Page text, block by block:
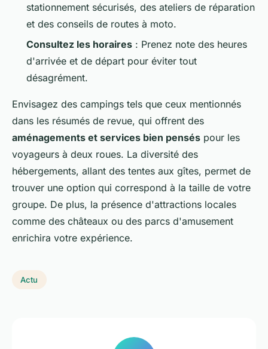
stationnement sécurisés, des ateliers de réparation
et des conseils de routes à moto.
Consultez les horaires : Prenez note des heures
d'arrivée et de départ pour éviter tout
désagrément.
Envisagez des campings tels que ceux mentionnés
dans les résumés de revue, qui offrent des
aménagements et services bien pensés pour les
voyageurs à deux roues. La diversité des
hébergements, allant des tentes aux gîtes, permet de
trouver une option qui correspond à la taille de votre
groupe. De plus, la présence d'attractions locales
comme des châteaux ou des parcs d'amusement
enrichira votre expérience.
Actu